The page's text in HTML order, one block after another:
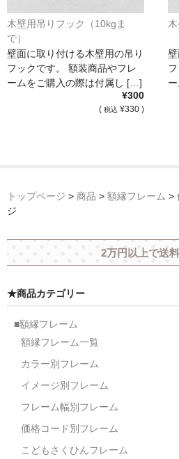
木壁用吊りフック（10kgま
で）
壁面に取り付ける木壁用の吊り
フックです。 額装商品やフレ
ームをご購入の際は付属し […]
¥300
( 税込 ¥330 )
トップページ > 商品 > 額縁フレーム >
ジ
2万円以上で送
★商品カテゴリー
■額縁フレーム
額縁フレーム一覧
カラー別フレーム
イメージ別フレーム
フレーム幅別フレーム
価格コード別フレーム
こどもさくひんフレーム